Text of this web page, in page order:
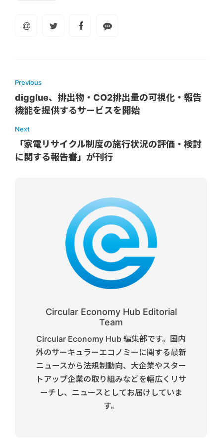
Previous
digglue、排出物・CO2排出量の可視化・報告
機能を提供するサービスを開始
Next
「家電リサイクル制度の施行状況の評価・検討
に関する報告書」が刊行
Circular Economy Hub Editorial
Team
Circular Economy Hub 編集部です。国内
外のサーキュラーエコノミーに関する最新
ニュースから法規制動向、大企業やスター
トアップ企業の取り組みなどを幅広くリサ
ーチし、ニュースとしてお届けしていま
す。